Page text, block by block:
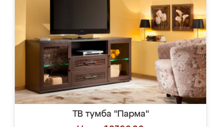
ТВ тумба "Парма"